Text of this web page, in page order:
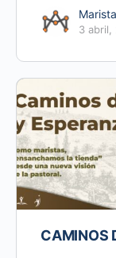
3 abril,
CAMINOS